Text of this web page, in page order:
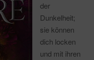
der
Dunkelheit;
sie können
dich locken
und mit ihren